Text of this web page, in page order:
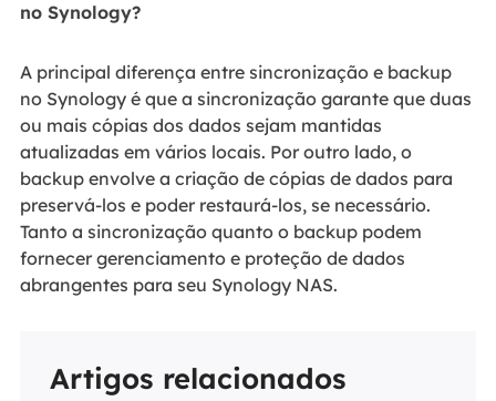
no Synology?
A principal diferença entre sincronização e backup
no Synology é que a sincronização garante que duas
ou mais cópias dos dados sejam mantidas
atualizadas em vários locais. Por outro lado, o
backup envolve a criação de cópias de dados para
preservá-los e poder restaurá-los, se necessário.
Tanto a sincronização quanto o backup podem
fornecer gerenciamento e proteção de dados
abrangentes para seu Synology NAS.
Artigos relacionados